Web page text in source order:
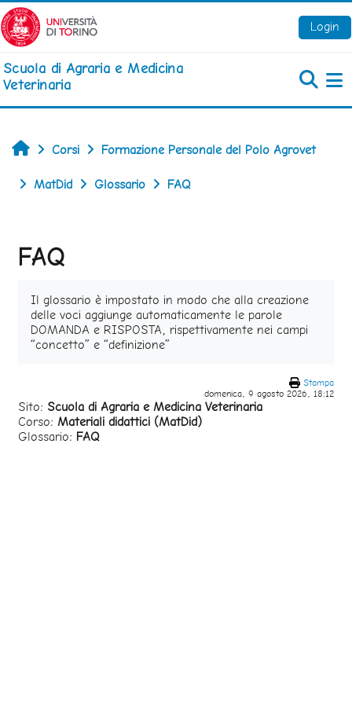
Vai al contenuto principale
Login
Scuola di Agraria e Medicina
Veterinaria
Home
Corsi Formazione Personale del Polo Agrovet
MatDid Glossario FAQ
FAQ
Il glossario è impostato in modo che alla creazione
delle voci aggiunge automaticamente le parole
DOMANDA e RISPOSTA, rispettivamente nei campi
“concetto” e “definizione”
Stampa
domenica, 9 agosto 2026, 18:12
Sito: Scuola di Agraria e Medicina Veterinaria
Corso: Materiali didattici (MatDid)
Glossario: FAQ